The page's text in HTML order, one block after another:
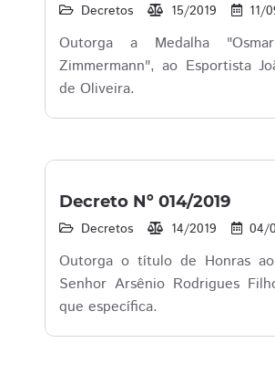
Decretos 15/2019 11/
Outorga a Medalha
Zimmermann", ao Esportista
de Oliveira.
Decreto Nº 014/2019
Decretos 14/2019 04/
Outorga o título de Honras
Senhor Arsênio Rodrigues
que específica.